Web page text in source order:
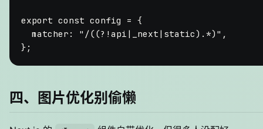
export const config = {
matcher : "/((?!api|_next|static).*)" ,
四、图片优化别偷懒